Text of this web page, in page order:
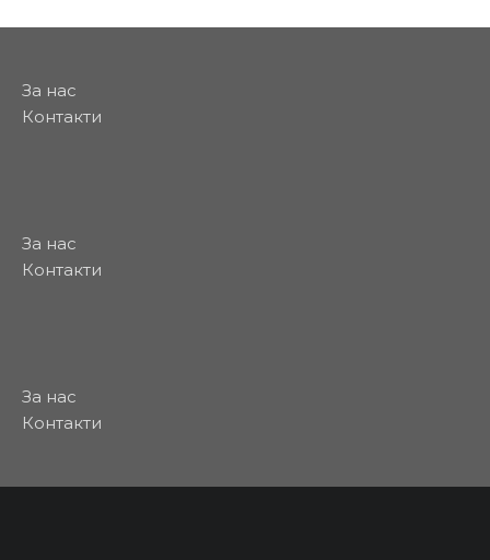
За нас
Контакти
За нас
Контакти
За нас
Контакти